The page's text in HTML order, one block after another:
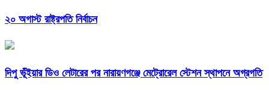
২০ অগাস্ট রাষ্ট্রপতি নির্বাচন
দিপু ভূঁইয়ার ডিও লেটারের পর নারায়ণগঞ্জে মেট্রোরেল স্টেশন স্থাপনে অগ্রগতি